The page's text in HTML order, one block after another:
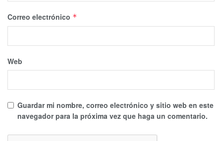
Correo electrónico *
Web
Guardar mi nombre, correo electrónico y sitio web en este
navegador para la próxima vez que haga un comentario.